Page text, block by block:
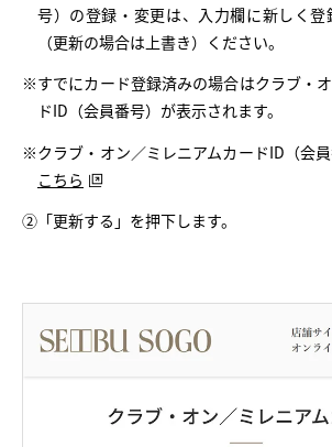
号）の登録・変更は、入力欄に新しく
（更新の場合は上書き）ください。
※すでにカード登録済みの場合はクラブ・
ドID（会員番号）が表示されます。
※クラブ・オン／ミレニアムカードID（会
こちら
②「更新する」を押下します。